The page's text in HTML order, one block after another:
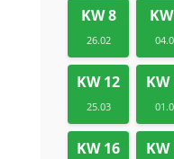
KW 8
26.02
KW 12
25.03
KW
KW 16 KW